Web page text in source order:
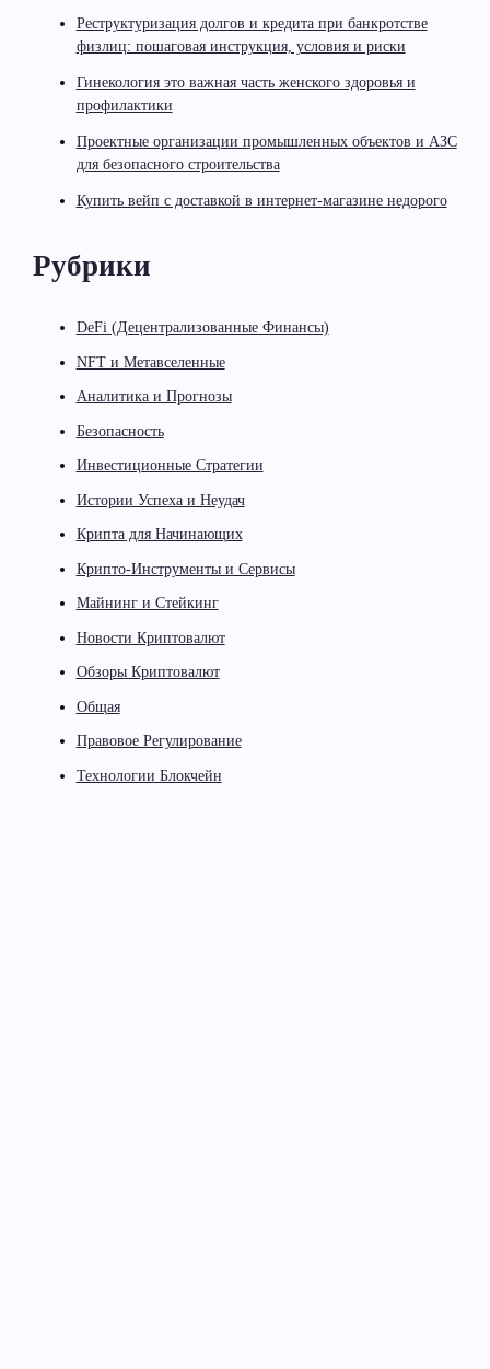
Реструктуризация долгов и кредита при банкротстве
физлиц: пошаговая инструкция, условия и риски
Гинекология это важная часть женского здоровья и
профилактики
Проектные организации промышленных объектов и АЗС
для безопасного строительства
Купить вейп с доставкой в интернет-магазине недорого
Рубрики
DeFi (Децентрализованные Финансы)
NFT и Метавселенные
Аналитика и Прогнозы
Безопасность
Инвестиционные Стратегии
Истории Успеха и Неудач
Крипта для Начинающих
Крипто-Инструменты и Сервисы
Майнинг и Стейкинг
Новости Криптовалют
Обзоры Криптовалют
Общая
Правовое Регулирование
Технологии Блокчейн